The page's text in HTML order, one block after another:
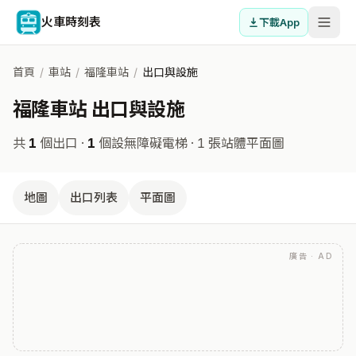
火車時刻表 下載App
首頁 / 車站 / 福隆車站 / 出口與設施
福隆車站 出口與設施
共 1 個出口 · 1 個設無障礙電梯 · 1 張站體平面圖
地圖 出口列表 平面圖
廣告 · AD